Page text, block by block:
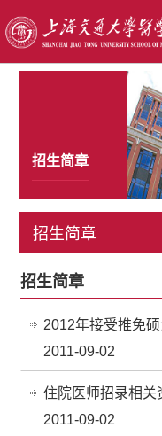
招生简章
招生简章
招生简章
2012年接受推免
2011-09-02
住院医师招录相关
2011-09-02